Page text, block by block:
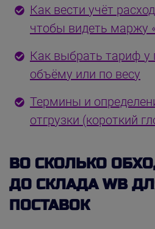
Как вести учёт
чтобы видеть маржу
Как выбрать тариф у
объёму или по весу
Термины и
отгрузки (короткий
ВО СКОЛЬКО
ДО СКЛАДА WB
ПОСТАВОК